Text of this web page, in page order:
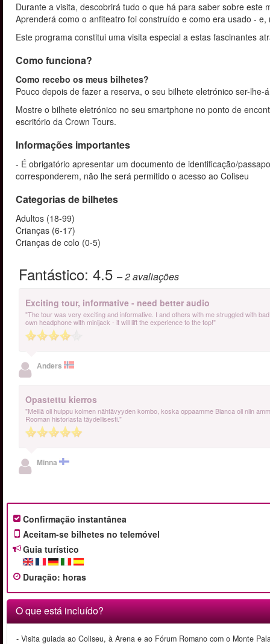
Durante a visita, descobrirá tudo o que há para saber sobre
Aprenderá como o anfiteatro foi construído e como era usado -
Este programa constitui uma visita especial a estas fascinantes
Como funciona?
Como recebo os meus bilhetes?
Pouco depois de fazer a reserva, o seu bilhete eletrónico ser-
Mostre o bilhete eletrónico no seu smartphone no ponto de
escritório da Crown Tours.
Informações importantes
- É obrigatório apresentar um documento de identificação/
corresponderem, não lhe será permitido o acesso ao Coliseu
Categorias de bilhetes
Adultos (18-99)
Crianças (6-17)
Crianças de colo (0-5)
Fantástico: 4.5 – 2avaliações
Exciting tour, informative - need better audio
"The tour was very exciting and informative. I and others with me struggled with
own headphone with minijack - it will lift the experience to the top!"
Anders
Opastettu kierros
"Meillä oli huippu kolmen nähtävyyden kombo, koska oppaamme Bianca oli niin
Rooman historiasta täydellisesti."
Minna
Confirmação instantânea
Aceitam-se bilhetes no telemóvel
Guia turístico
Duração: horas
O que está incluído?
- Visita guiada ao Coliseu, à Arena e ao Fórum Romano com o Monte